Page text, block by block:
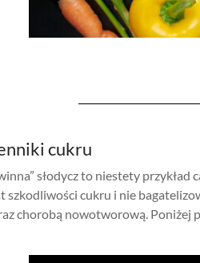
cukru
słodycz to niestety
cukru i nie
chorobą nowotworową.